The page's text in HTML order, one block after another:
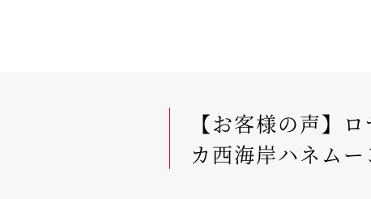
【お客様の声】
カ西海岸ハネム